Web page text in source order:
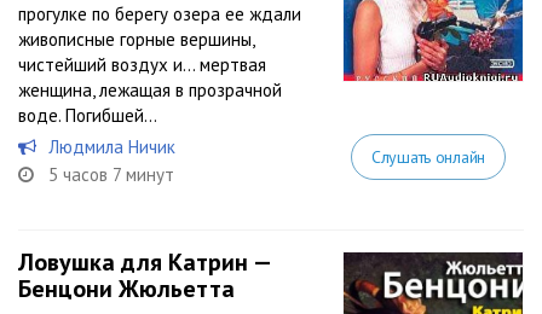
прогулке по берегу озера ее ждали
живописные горные вершины,
чистейший воздух и… мертвая
женщина, лежащая в прозрачной
воде. Погибшей...
Людмила Ничик
5 часов 7 минут
Слушать онлайн
Ловушка для Катрин —
Бенцони Жюльетта